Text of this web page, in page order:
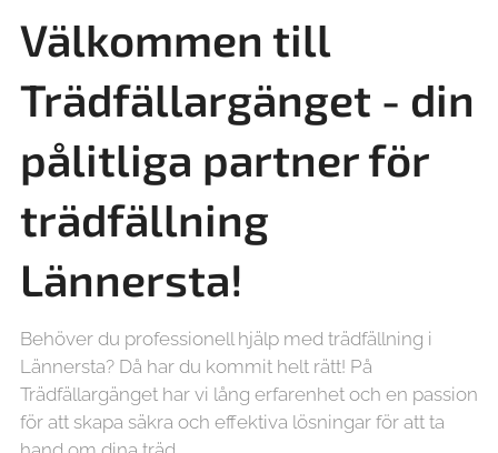
Välkommen till
Trädfällargänget - din
pålitliga partner för
trädfällning
Lännersta!
Behöver du professionell hjälp med trädfällning i
Lännersta? Då har du kommit helt rätt! På
Trädfällargänget har vi lång erfarenhet och en passion
för att skapa säkra och effektiva lösningar för att ta